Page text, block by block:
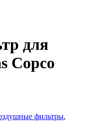
для
Copco
фильтры,